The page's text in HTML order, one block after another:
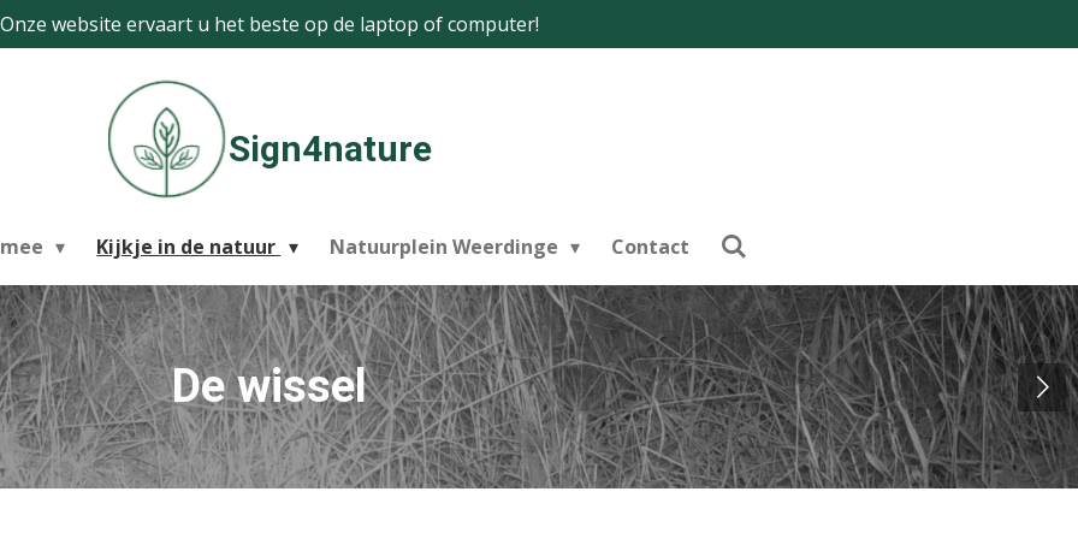
Onze website ervaart u het beste op de laptop of computer!
Sign4nature
Kijkje in de natuur Natuurplein Weerdinge Contact
De wissel